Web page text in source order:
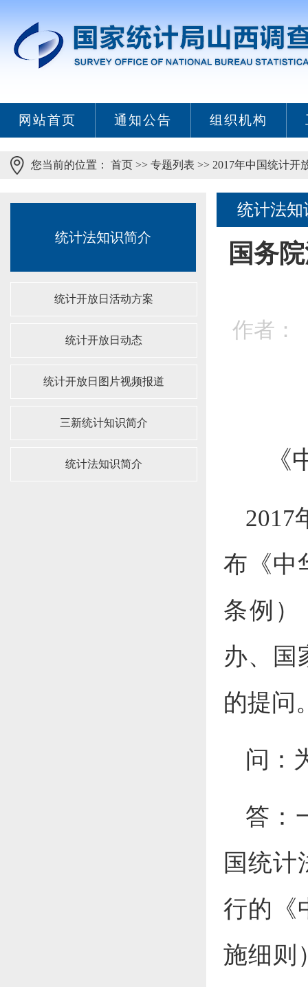
网站首页 通知公告 组织机构
您当前的位置： 首页 >> 专题列表 >> 2017年中国统计开
统计法知识简介
统计开放日活动方案
统计开放日动态
统计开放日图片视频报道
三新统计知识简介
统计法知识简介
统计法知
国务
作者：
2017
布《中
条例）
办、国
的提问
问：
答：
国统计
行的《
施细则